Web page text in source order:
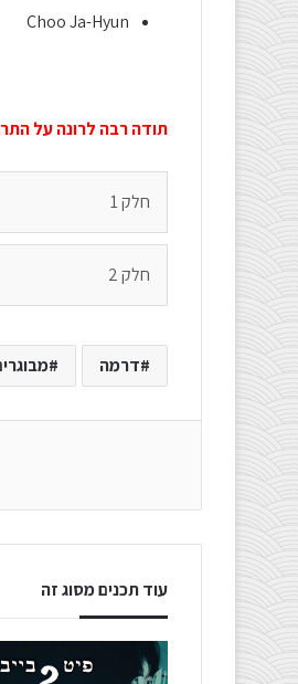
Choo Ja-Hyun
תודה רבה לרונה על
חלק 1
חלק 2
דרמה
עוד תכנים מסוג זה